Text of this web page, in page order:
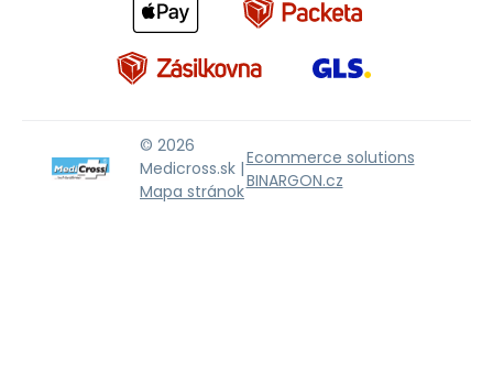
© 2026
Medicross.sk |
Mapa stránok
Ecommerce solutions
BINARGON.cz